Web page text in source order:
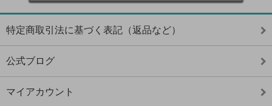
特定商取引法に基づく表記（返品など）
公式ブログ
マイアカウント